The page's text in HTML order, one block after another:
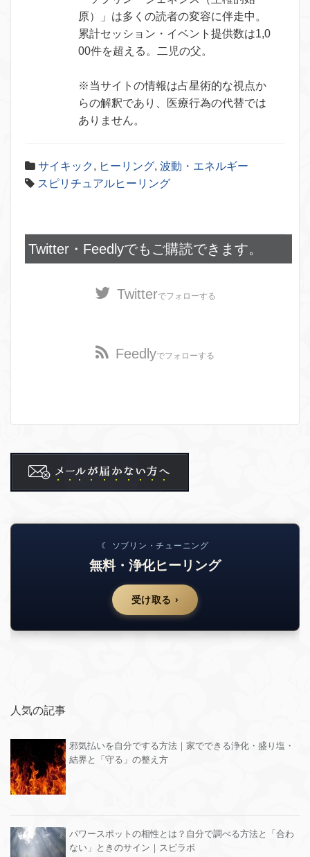
原）」は多くの読者の変容に伴走中。
累計セッション・イベント提供数は1,0
00件を超える。二児の父。
※当サイトの情報は占星術的な視点か
らの解釈であり、医療行為の代替では
ありません。
サイキック, ヒーリング, 波動・エネルギー
スピリチュアルヒーリング
Twitter・Feedlyでもご購読できます。
Twitterでフォローする
Feedlyでフォローする
☾ ソブリン・チューニング
無料・浄化ヒーリング
受け取る ›
人気の記事
邪気払いを自分でする方法｜家でできる浄化・盛り塩・
結界と「守る」の整え方
パワースポットの相性とは？自分で調べる方法と「合わ
ない」ときのサイン｜スピラボ